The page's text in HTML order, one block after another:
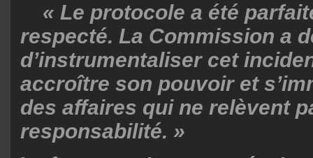
« Le protocole a été
respecté. La Commission a
d’instrumentaliser cet
accroître son pouvoir et
des affaires qui ne relèvent
responsabilité. »